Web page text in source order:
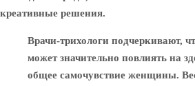
креативные решения.
Врачи-трихологи подчеркивают,
может значительно повлиять на
общее самочувствие женщины.